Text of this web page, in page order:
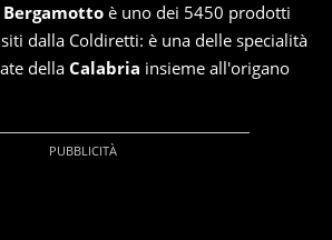
è uno dei 5450 prodotti
dalla Coldiretti: è una delle specialità
della Calabria insieme all'origano